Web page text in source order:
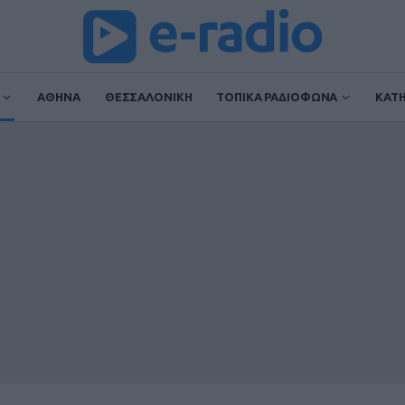
ΑΘΗΝΑ ΘΕΣΣΑΛΟΝΙΚΗ ΤΟΠΙΚΑ ΡΑΔΙΟΦΩΝΑ